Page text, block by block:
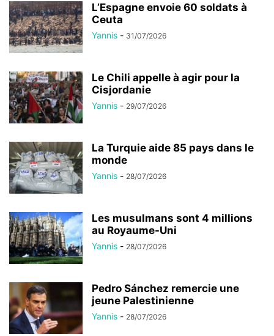
L’Espagne envoie 60 soldats à
Ceuta
Yannis - 31/07/2026
Le Chili appelle à agir pour la
Cisjordanie
Yannis - 29/07/2026
La Turquie aide 85 pays dans le
monde
Yannis - 28/07/2026
Les musulmans sont 4 millions
au Royaume-Uni
Yannis - 28/07/2026
Pedro Sánchez remercie une
jeune Palestinienne
Yannis - 28/07/2026